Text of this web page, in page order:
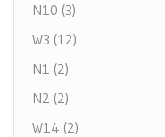
N10 (3)
W3 (12)
N1 (2)
N2 (2)
W14 (2)